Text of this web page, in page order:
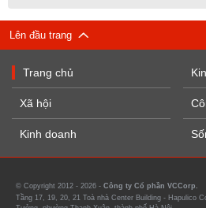
Lên đầu trang
Trang chủ
Xã hội
Kinh doanh
© Copyright 2012 - 2026 - Công ty Cổ phần VCCorp.
Tầng 17, 19, 20, 21 Toà nhà Center Building - Hapulico